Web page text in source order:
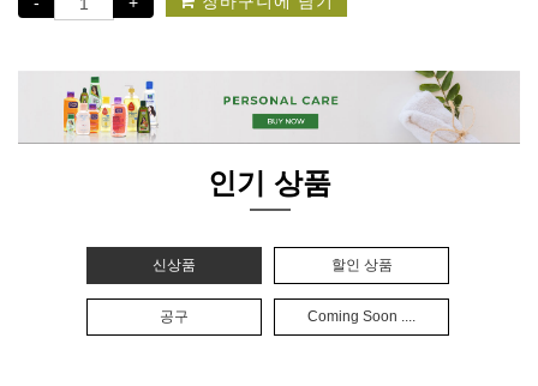
인기 상품
신상품 할인 상품
공구 Coming Soon ....